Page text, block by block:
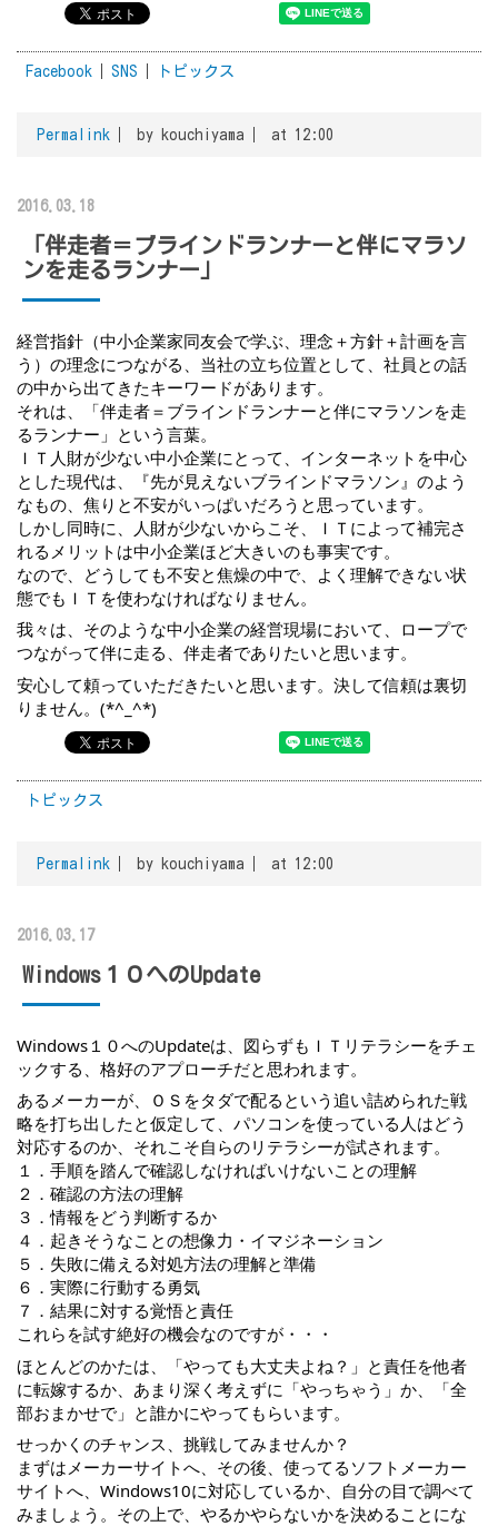
Facebook SNS トピックス
Permalink by kouchiyama at 12:00
2016.03.18
「伴走者＝ブラインドランナーと伴にマラソ
ンを走るランナー」
経営指針（中小企業家同友会で学ぶ、理念＋方針＋計画を言
う）の理念につながる、当社の立ち位置として、社員との話
の中から出てきたキーワードがあります。
それは、「伴走者＝ブラインドランナーと伴にマラソンを走
るランナー」という言葉。
ＩＴ人財が少ない中小企業にとって、インターネットを中心
とした現代は、『先が見えないブラインドマラソン』のよう
なもの、焦りと不安がいっぱいだろうと思っています。
しかし同時に、人財が少ないからこそ、ＩＴによって補完さ
れるメリットは中小企業ほど大きいのも事実です。
なので、どうしても不安と焦燥の中で、よく理解できない状
態でもＩＴを使わなければなりません。
我々は、そのような中小企業の経営現場において、ロープで
つながって伴に走る、伴走者でありたいと思います。
安心して頼っていただきたいと思います。決して信頼は裏切
りません。(*^_^*)
トピックス
Permalink by kouchiyama at 12:00
2016.03.17
Windows１０へのUpdate
Windows１０へのUpdateは、図らずもＩＴリテラシーをチェ
ックする、格好のアプローチだと思われます。
あるメーカーが、ＯＳをタダで配るという追い詰められた戦
略を打ち出したと仮定して、パソコンを使っている人はどう
対応するのか、それこそ自らのリテラシーが試されます。
１．手順を踏んで確認しなければいけないことの理解
２．確認の方法の理解
３．情報をどう判断するか
４．起きそうなことの想像力・イマジネーション
５．失敗に備える対処方法の理解と準備
６．実際に行動する勇気
７．結果に対する覚悟と責任
これらを試す絶好の機会なのですが・・・
ほとんどのかたは、「やっても大丈夫よね？」と責任を他者
に転嫁するか、あまり深く考えずに「やっちゃう」か、「全
部おまかせで」と誰かにやってもらいます。
せっかくのチャンス、挑戦してみませんか？
まずはメーカーサイトへ、その後、使ってるソフトメーカー
サイトへ、Windows10に対応しているか、自分の目で調べて
みましょう。その上で、やるかやらないかを決めることにな